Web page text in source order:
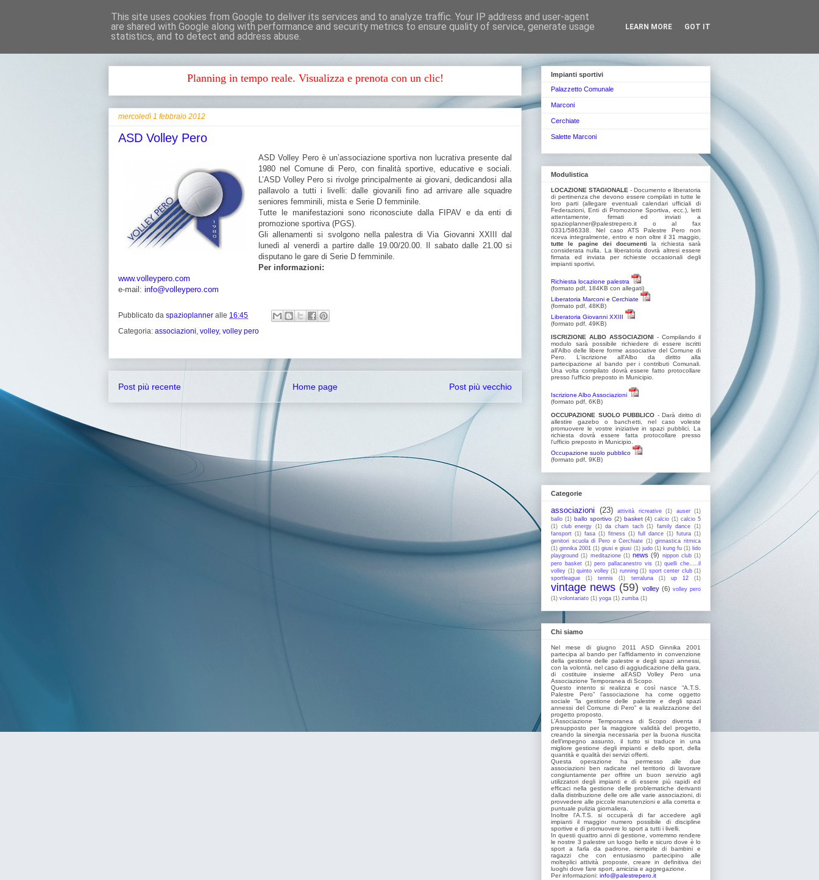
Planning in tempo reale. Visualizza e prenota con un clic!
mercoledì 1 febbraio 2012
ASD Volley Pero
ASD Volley Pero è un’associazione sportiva non lucrativa presente dal
1980 nel Comune di Pero, con finalità sportive, educative e sociali.
L’ASD Volley Pero si rivolge principalmente ai giovani, dedicandosi alla
pallavolo a tutti i livelli: dalle giovanili fino ad arrivare alle squadre
seniores femminili, mista e Serie D femminile.
Tutte le manifestazioni sono riconosciute dalla FIPAV e da enti di
promozione sportiva (PGS).
Gli allenamenti si svolgono nella palestra di Via Giovanni XXIII dal
lunedì al venerdì a partire dalle 19.00/20.00. Il sabato dalle 21.00 si
disputano le gare di Serie D femminile.
Per informazioni:
www.volleypero.com
e-mail: info@volleypero.com
Pubblicato da spazioplanner alle 16:45
Categoria: associazioni, volley, volley pero
Post più recente Post più vecchio
Home page
Impianti sportivi
Palazzetto Comunale
Marconi
Cerchiate
Salette Marconi
Modulistica
LOCAZIONE STAGIONALE - Documento e liberatoria
di pertinenza che devono essere compilati in tutte le
loro parti (allegare eventuali calendari ufficiali di
Federazioni, Enti di Promozione Sportiva, ecc.), letti
attentamente, firmati ed inviati a
spazioplanner@palestrepero.it o al fax
0331/586338. Nel caso ATS Palestre Pero non
riceva integralmente, entro e non oltre il 31 maggio,
tutte le pagine dei documenti
la richiesta sarà
considerata nulla. La liberatoria dovrà altresi essere
firmata ed inviata per richieste occasionali degli
impianti sportivi.
Richiesta locazione palestra
(formato pdf, 184KB con allegati)
Liberatoria Marconi e Cerchiate
(formato pdf, 48KB)
Liberatoria Giovanni XXIII
(formato pdf, 49KB)
ISCRIZIONE ALBO ASSOCIAZIONI - Compilando il
modulo sarà possibile richiedere di essere iscritti
all'Albo delle libere forme associative del Comune di
Pero. L'iscrizione all'Albo da diritto alla
partecipazione al bando per i contributi Comunali.
Una volta compilato dovrà essere fatto protocollare
presso l'ufficio preposto in Municipio.
Iscrizione Albo Associazioni
(formato pdf, 6KB)
OCCUPAZIONE SUOLO PUBBLICO - Darà diritto di
allestire gazebo o banchetti, nel caso voleste
promuovere le vostre iniziative in spazi pubblici. La
richiesta dovrà essere fatta protocollare presso
l'ufficio preposto in Municipio.
Occupazione suolo pubblico
(formato pdf, 9KB)
Categorie
associazioni (23) attività ricreative (1) auser
(1)
ballo (1) ballo sportivo (2) basket (4) calcio (1) calcio 5
(1) club energy (1) da cham tach (1) family dance
(1)
fansport (1) fasa (1) fitness (1) full dance (1) futura (1)
genitori scuola di Pero e Cerchiate (1) ginnastica ritmica
(1) ginnika 2001 (1) giusi e giusi (1) judo (1) kung fu (1) lido
playground (1) meditazione (1) news (9) nippon club (1)
pero basket (1) pero pallacanestro vis (1) quelli che.....il
volley (1) quinto volley (1) running (1) sport center club (1)
sportleague
(1) tennis (1) terraluna (1) up 12 (1)
vintage news (59) volley (6) volley pero
(1) volontariato (1) yoga (1) zumba (1)
Chi siamo
Nel mese di giugno 2011 ASD Ginnika 2001
partecipa al bando per l’affidamento in convenzione
della gestione delle palestre e degli spazi annessi,
con la volontà, nel caso di aggiudicazione della gara,
di costituire insieme all’ASD Volley Pero una
Associazione Temporanea di Scopo.
Questo intento si realizza e così nasce “A.T.S.
Palestre Pero” l’associazione ha come oggetto
sociale “la gestione delle palestre e degli spazi
annessi del Comune di Pero” e la realizzazione del
progetto proposto.
L’Associazione Temporanea di Scopo diventa il
presupposto per la maggiore validità del progetto,
creando la sinergia necessaria per la buona riuscita
dell’impegno assunto, il tutto si traduce in una
migliore gestione degli impianti e dello sport, della
quantità e qualità dei servizi offerti.
Questa operazione ha permesso alle due
associazioni ben radicate nel territorio di lavorare
congiuntamente per offrire un buon servizio agli
utilizzatori degli impianti e di essere più rapidi ed
efficaci nella gestione delle problematiche derivanti
dalla distribuzione delle ore alle varie associazioni, di
provvedere alle piccole manutenzioni e alla corretta e
puntuale pulizia giornaliera.
Inoltre l’A.T.S. si occuperà di far accedere agli
impianti il maggior numero possibile di discipline
sportive e di promuovere lo sport a tutti i livelli.
In questi quattro anni di gestione, vorremmo rendere
le nostre 3 palestre un luogo bello e sicuro dove è lo
sport a farla da padrone, riempirle di bambini e
ragazzi che con entusiasmo partecipino alle
molteplici attività proposte, creare in definitiva dei
luoghi dove fare sport, amicizia e aggregazione.
Per informazioni: info@palestrepero.it
This site uses cookies from Google to deliver its services and to analyze traffic. Your IP address and user-agent
are shared with Google along with performance and security metrics to ensure quality of service, generate usage
statistics, and to detect and address abuse.
LEARN MORE GOT IT